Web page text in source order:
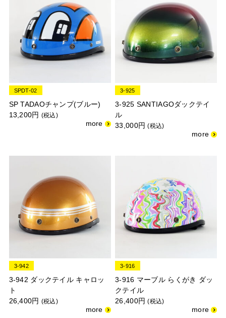
SPDT-02
SP TADAOチャンプ(ブルー)
13,200円 (税込)
3-925
3-925 SANTIAGOダックテイ
ル
33,000円(税込)
3-942
3-942 ダックテイル キャロッ
ト
26,400円 (税込)
3-916
3-916 マーブル らくがき ダッ
クテイル
26,400円(税込)